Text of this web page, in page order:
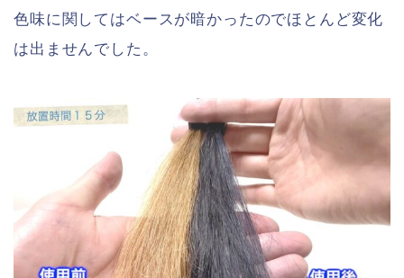
色味に関してはベースが暗かったのでほとんど変化
は出ませんでした。